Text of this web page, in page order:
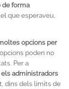
de forma
que esperaveu,
opcions per
poden no
Per a
administradors
dins dels límits de